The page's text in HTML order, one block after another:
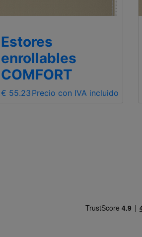
Estores
enrollables
COMFORT
€ 55.23 Precio con IVA incluido